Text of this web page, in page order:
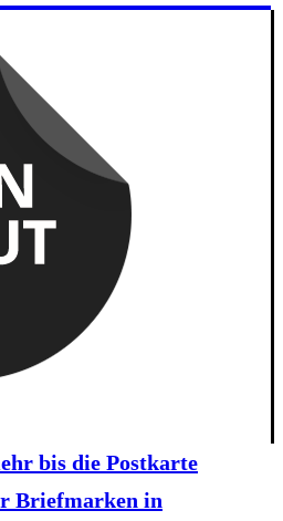
bis die Postkarte
Briefmarken in